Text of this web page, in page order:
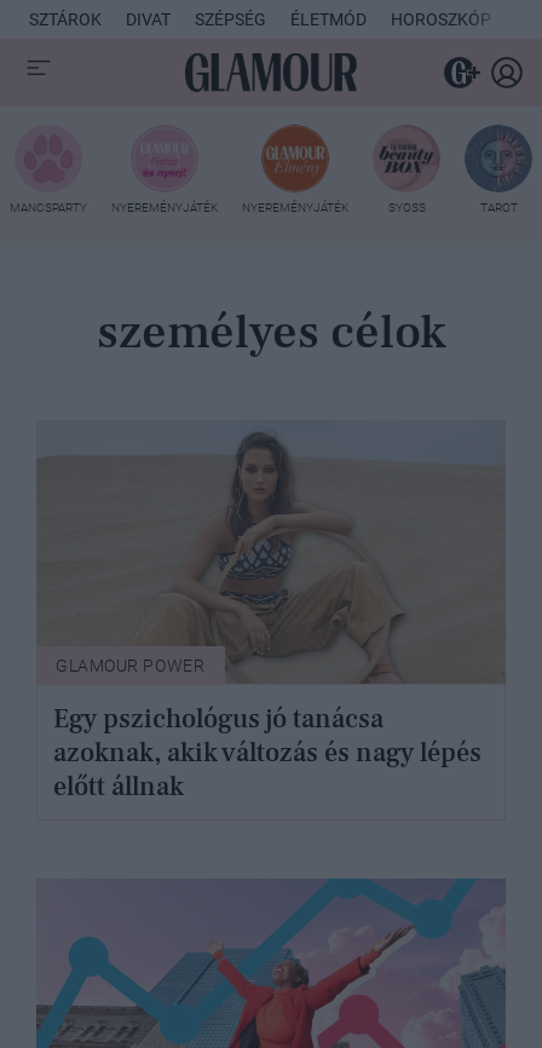
SZTÁROK DIVAT SZÉPSÉG ÉLETMÓD HOROSZKÓP
MANCSPARTY NYEREMÉNYJÁTÉK NYEREMÉNYJÁTÉK SYOSS TAROT
személyes célok
GLAMOUR POWER
Egy pszichológus jó tanácsa
azoknak, akik változás és nagy lépés
előtt állnak